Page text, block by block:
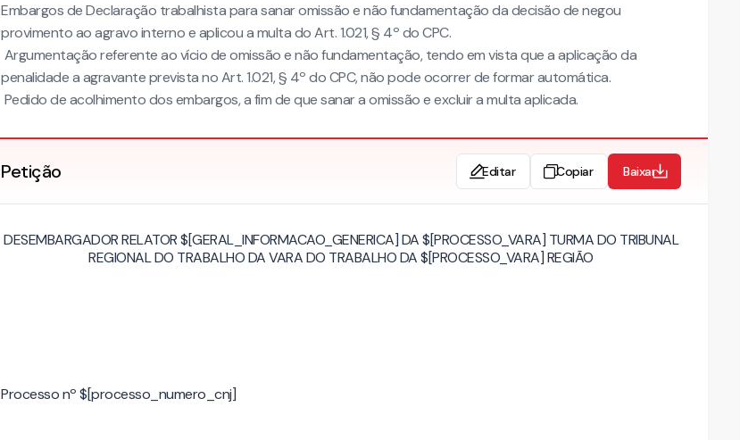
Embargos de Declaração trabalhista para sanar omissão e não fundamentação da decisão de negou
provimento ao agravo interno e aplicou a multa do Art. 1.021, § 4º do CPC.
Argumentação referente ao vício de omissão e não fundamentação, tendo em vista que a aplicação da
penalidade a agravante prevista no Art. 1.021, § 4º do CPC, não pode ocorrer de formar automática.
Pedido de acolhimento dos embargos, a fim de que sanar a omissão e excluir a multa aplicada.
Petição Editar Copiar Baixar
DESEMBARGADOR RELATOR $[GERAL_INFORMACAO_GENERICA] DA $[PROCESSO_VARA] TURMA DO TRIBUNAL
REGIONAL DO TRABALHO DA VARA DO TRABALHO DA $[PROCESSO_VARA] REGIÃO
Processo nº $[processo_numero_cnj]